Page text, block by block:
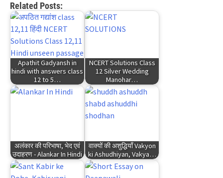
Related Posts:
Apathit Gadyansh in
hindi with answers class
12 to 5…
NCERT Solutions Class
12 Silver Wedding
Manohar…
अलंकार की परिभाषा, भेद एवं
उदाहरण - Alankar In Hindi
वाक्यों की अशुद्धियाँ Vakyon
ki Ashudhiyan, Vakya…